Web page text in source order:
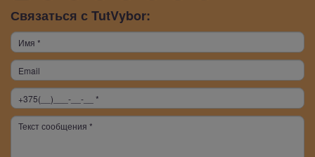
Связаться с TutVybor: